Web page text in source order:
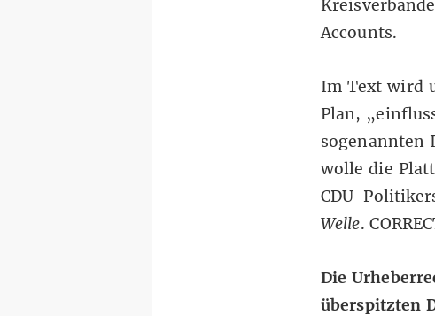
Accounts.
Im Text wird
Plan,
sogenannten
wolle die
CDU-
Welle.
Die
überspitzten